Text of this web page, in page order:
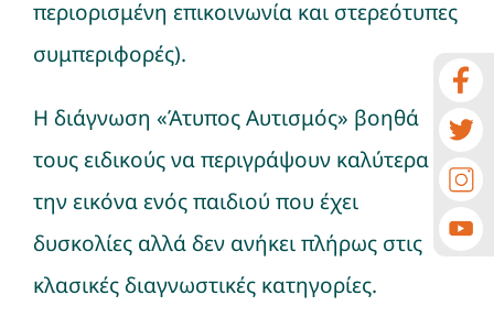
περιορισμένη επικοινωνία και στερεότυπες
συμπεριφορές).
Η διάγνωση «Άτυπος Αυτισμός» βοηθά
τους ειδικούς να περιγράψουν καλύτερα
την εικόνα ενός παιδιού που έχει
δυσκολίες αλλά δεν ανήκει πλήρως στις
κλασικές διαγνωστικές κατηγορίες.